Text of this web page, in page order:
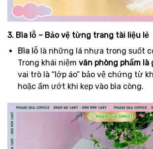
3. Bìa lỗ – Bảo vệ từng trang tài liệu lẻ
Bìa lỗlà những lá nhựa trong suốt
Trong khái niệm văn phòng phẩm là
vai trò là “lớp áo” bảo vệ chứng từ
hoặc ẩm ướt khi kẹp vào bìa còng.